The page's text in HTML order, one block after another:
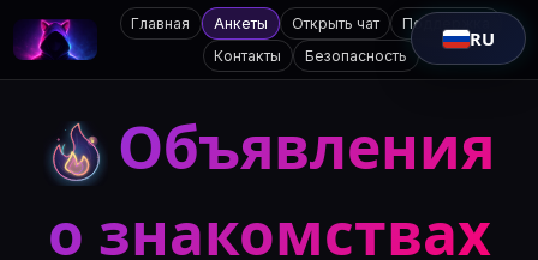
Главная Анкеты Открыть чат
Поддержка
Контакты
Безопасность
RU
Объявления
о знакомствах